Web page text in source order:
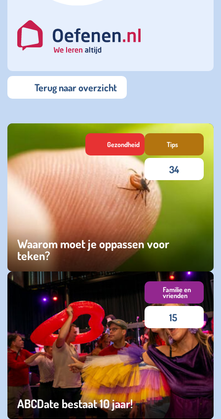
Terug naar overzicht
Waarom moet je oppassen voor
teken?
maandag 03 augustus 2026
Gezondheid Tips
34
ABCDate bestaat 10 jaar!
Familie en
vrienden
15